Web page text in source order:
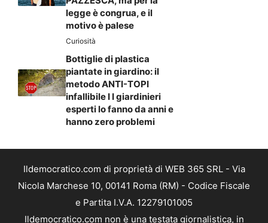
legge è congrua, e il
motivo è palese
Curiosità
Bottiglie di plastica
piantate in giardino: il
metodo ANTI-TOPI
infallibile I I giardinieri
esperti lo fanno da anni e
hanno zero problemi
Ildemocratico.com di proprietà di WEB 365 SRL - Via
Nicola Marchese 10, 00141 Roma (RM) - Codice Fiscale
e Partita I.V.A. 12279101005
Ildemocratico.com non è una testata giornalistica, in